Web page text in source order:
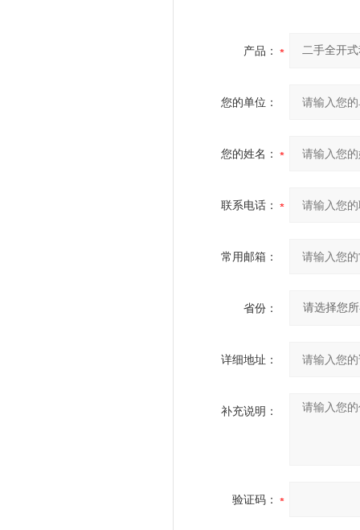
产品：
您的单位：
您的姓名：
联系电话：
常用邮箱：
省份：
详细地址：
补充说明：
验证码：